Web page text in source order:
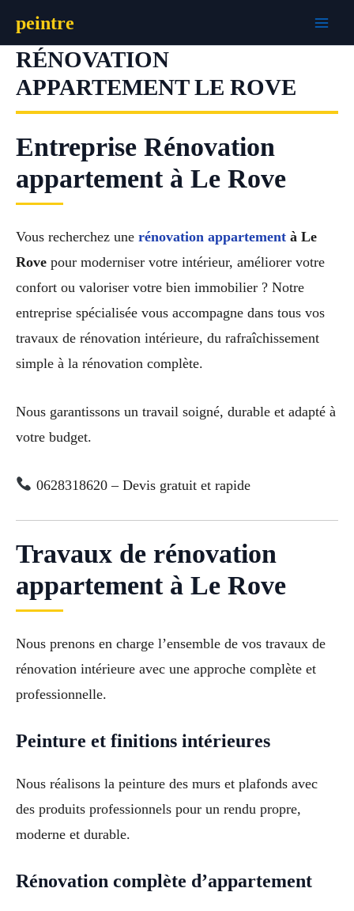
contenu
peintre
RÉNOVATION
APPARTEMENT LE ROVE
Entreprise Rénovation
appartement à Le Rove
Vous recherchez une rénovation appartement à Le
Rove pour moderniser votre intérieur, améliorer votre
confort ou valoriser votre bien immobilier ? Notre
entreprise spécialisée vous accompagne dans tous vos
travaux de rénovation intérieure, du rafraîchissement
simple à la rénovation complète.
Nous garantissons un travail soigné, durable et adapté à
votre budget.
0628318620 – Devis gratuit et rapide
Travaux de rénovation
appartement à Le Rove
Nous prenons en charge l’ensemble de vos travaux de
rénovation intérieure avec une approche complète et
professionnelle.
Peinture et finitions intérieures
Nous réalisons la peinture des murs et plafonds avec
des produits professionnels pour un rendu propre,
moderne et durable.
Rénovation complète d’appartement